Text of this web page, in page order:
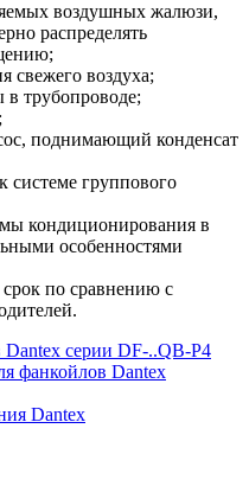
воздушных жалюзи,
распределять
свежего воздуха;
в трубопроводе;
поднимающий конденсат
системе группового
кондиционирования в
особенностями
по сравнению с
серии DF-..QB-P4
фанкойлов Dantex
Dantex